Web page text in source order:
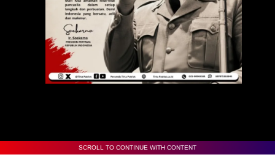
SCROLL TO CONTINUE WITH CONTENT